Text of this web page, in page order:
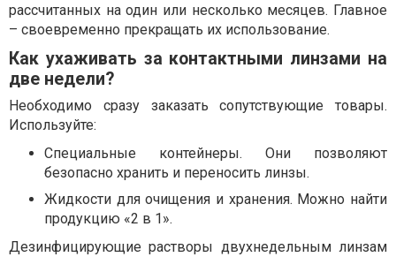
рассчитанных на один или несколько месяцев. Главное
– своевременно прекращать их использование.
Как ухаживать за контактными линзами на
две недели?
Необходимо сразу заказать сопутствующие товары.
Используйте:
Специальные контейнеры. Они позволяют
безопасно хранить и переносить линзы.
Жидкости для очищения и хранения. Можно найти
продукцию «2 в 1».
Дезинфицирующие растворы двухнедельным линзам